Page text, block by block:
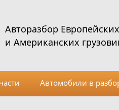
Авторазбор Европейских
и Американских
Автомобили в